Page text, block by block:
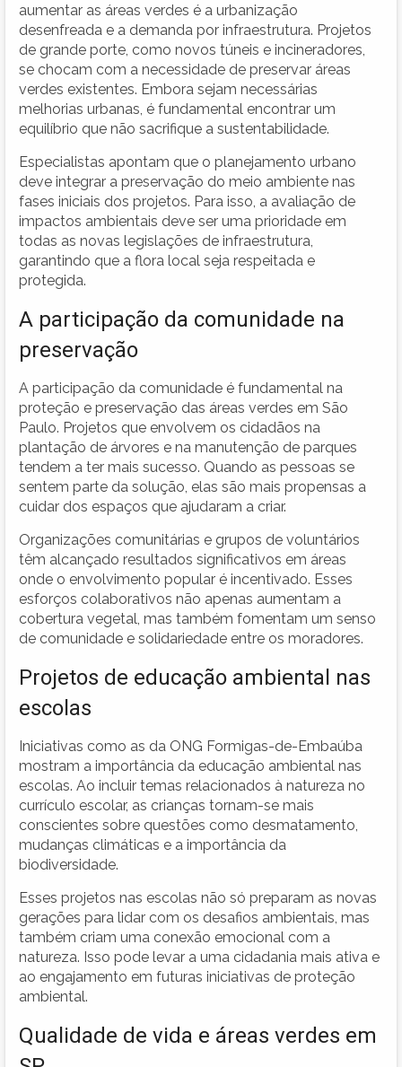
aumentar as áreas verdes é a urbanização
desenfreada e a demanda por infraestrutura. Projetos
de grande porte, como novos túneis e incineradores,
se chocam com a necessidade de preservar áreas
verdes existentes. Embora sejam necessárias
melhorias urbanas, é fundamental encontrar um
equilíbrio que não sacrifique a sustentabilidade.
Especialistas apontam que o planejamento urbano
deve integrar a preservação do meio ambiente nas
fases iniciais dos projetos. Para isso, a avaliação de
impactos ambientais deve ser uma prioridade em
todas as novas legislações de infraestrutura,
garantindo que a flora local seja respeitada e
protegida.
A participação da comunidade na
preservação
A participação da comunidade é fundamental na
proteção e preservação das áreas verdes em São
Paulo. Projetos que envolvem os cidadãos na
plantação de árvores e na manutenção de parques
tendem a ter mais sucesso. Quando as pessoas se
sentem parte da solução, elas são mais propensas a
cuidar dos espaços que ajudaram a criar.
Organizações comunitárias e grupos de voluntários
têm alcançado resultados significativos em áreas
onde o envolvimento popular é incentivado. Esses
esforços colaborativos não apenas aumentam a
cobertura vegetal, mas também fomentam um senso
de comunidade e solidariedade entre os moradores.
Projetos de educação ambiental nas
escolas
Iniciativas como as da ONG Formigas-de-Embaúba
mostram a importância da educação ambiental nas
escolas. Ao incluir temas relacionados à natureza no
currículo escolar, as crianças tornam-se mais
conscientes sobre questões como desmatamento,
mudanças climáticas e a importância da
biodiversidade.
Esses projetos nas escolas não só preparam as novas
gerações para lidar com os desafios ambientais, mas
também criam uma conexão emocional com a
natureza. Isso pode levar a uma cidadania mais ativa e
ao engajamento em futuras iniciativas de proteção
ambiental.
Qualidade de vida e áreas verdes em